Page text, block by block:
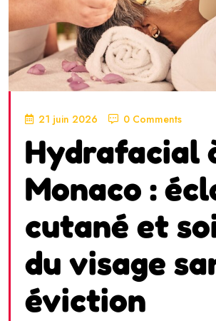
21 juin 2026 0 Comments
Hydrafacial
Monaco :
cutané et
du visage
éviction